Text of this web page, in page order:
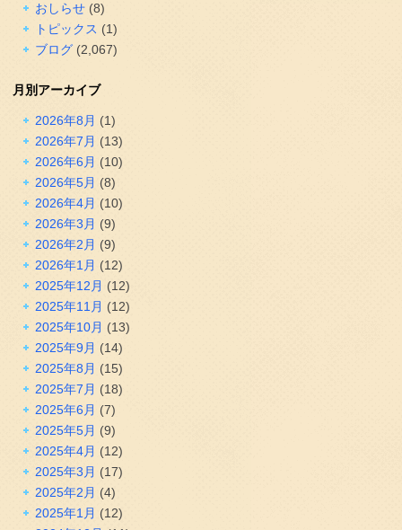
おしらせ(8)
トピックス (1)
ブログ(2,067)
月別アーカイブ
2026年8月 (1)
2026年7月 (13)
2026年6月 (10)
2026年5月 (8)
2026年4月 (10)
2026年3月 (9)
2026年2月 (9)
2026年1月 (12)
2025年12月 (12)
2025年11月 (12)
2025年10月 (13)
2025年9月 (14)
2025年8月 (15)
2025年7月 (18)
2025年6月 (7)
2025年5月 (9)
2025年4月 (12)
2025年3月 (17)
2025年2月 (4)
2025年1月 (12)